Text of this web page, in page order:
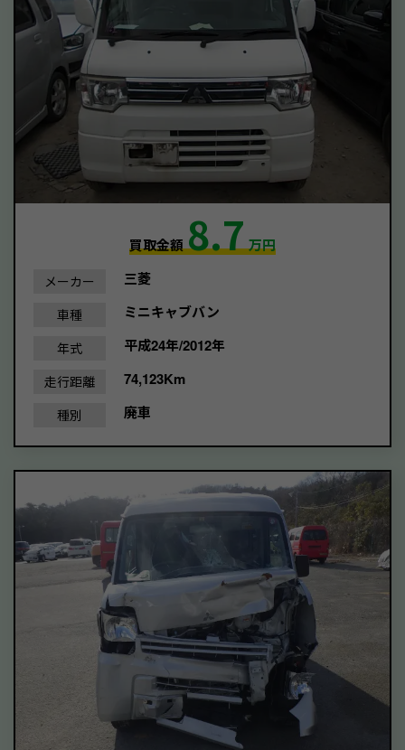
買取金額8.7万円
メーカー 三菱
車種 ミニキャブバン
年式 平成24年/2012年
走行距離 74,123Km
種別 廃車